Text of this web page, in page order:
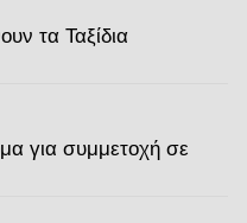
τα Ταξίδια
για συμμετοχή σε